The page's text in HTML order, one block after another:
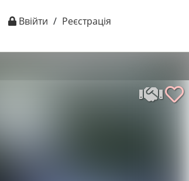
Ввійти / Реєстрація